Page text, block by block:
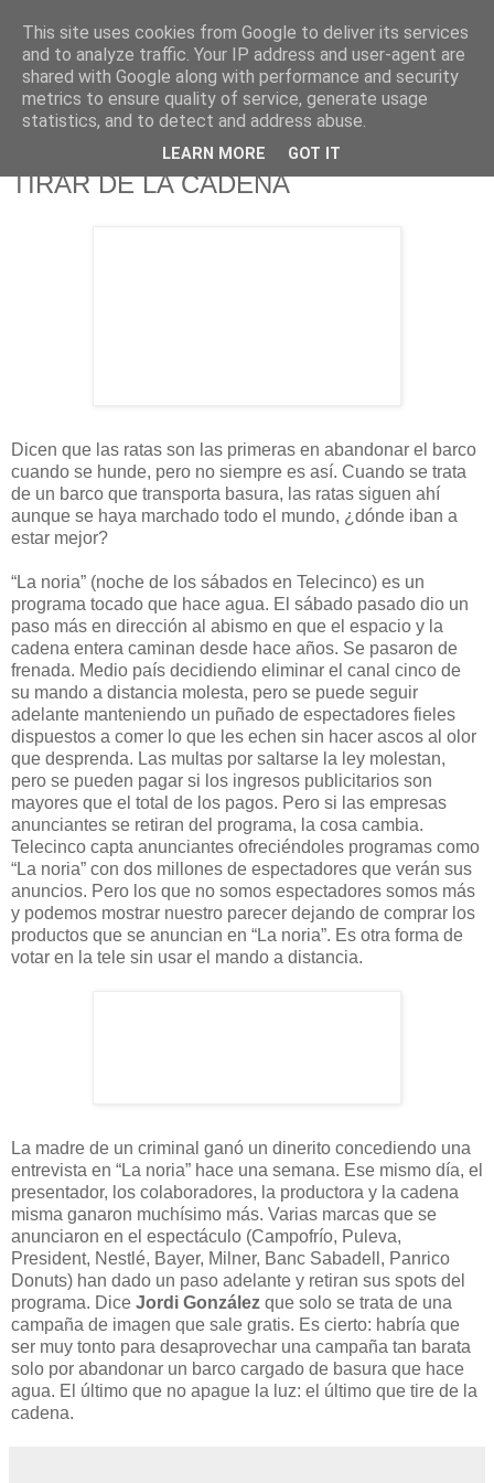
625 RANAS
LA TELEVISIÓN DESDE EL PUNTO DE VISTA BATRACIO
TIRAR DE LA CADENA
Dicen que las ratas son las primeras en abandonar el barco
cuando se hunde, pero no siempre es así. Cuando se trata
de un barco que transporta basura, las ratas siguen ahí
aunque se haya marchado todo el mundo, ¿dónde iban a
estar mejor?
“La noria” (noche de los sábados en Telecinco) es un
programa tocado que hace agua. El sábado pasado dio un
paso más en dirección al abismo en que el espacio y la
cadena entera caminan desde hace años. Se pasaron de
frenada. Medio país decidiendo eliminar el canal cinco de
su mando a distancia molesta, pero se puede seguir
adelante manteniendo un puñado de espectadores fieles
dispuestos a comer lo que les echen sin hacer ascos al olor
que desprenda. Las multas por saltarse la ley molestan,
pero se pueden pagar si los ingresos publicitarios son
mayores que el total de los pagos. Pero si las empresas
anunciantes se retiran del programa, la cosa cambia.
Telecinco capta anunciantes ofreciéndoles programas como
“La noria” con dos millones de espectadores que verán sus
anuncios. Pero los que no somos espectadores somos más
y podemos mostrar nuestro parecer dejando de comprar los
productos que se anuncian en “La noria”. Es otra forma de
votar en la tele sin usar el mando a distancia.
La madre de un criminal ganó un dinerito concediendo una
entrevista en “La noria” hace una semana. Ese mismo día, el
presentador, los colaboradores, la productora y la cadena
misma ganaron muchísimo más. Varias marcas que se
anunciaron en el espectáculo (Campofrío, Puleva,
President, Nestlé, Bayer, Milner, Banc Sabadell, Panrico
Donuts) han dado un paso adelante y retiran sus spots del
programa. Dice Jordi González que solo se trata de una
campaña de imagen que sale gratis. Es cierto: habría que
ser muy tonto para desaprovechar una campaña tan barata
solo por abandonar un barco cargado de basura que hace
agua. El último que no apague la luz: el último que tire de la
cadena.
This site uses cookies from Google to deliver its services
and to analyze traffic. Your IP address and user-agent are
shared with Google along with performance and security
metrics to ensure quality of service, generate usage
statistics, and to detect and address abuse.
LEARN MORE GOT IT